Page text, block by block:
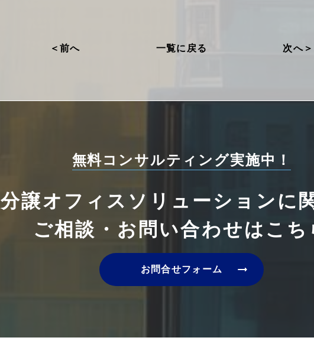
前へ 一覧に戻る 次へ
無料コンサルティング実施中！
分譲オフィスソリューションに
ご相談・お問い合わせはこち
お問合せフォーム arrow_right_alt